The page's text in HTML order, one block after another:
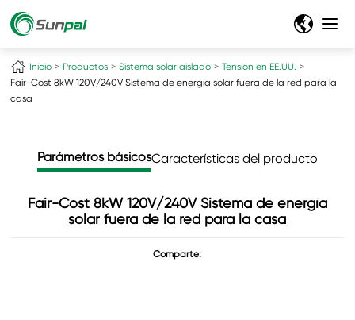
Inicio Productos Sistema solar aislado
Tensión en EE.UU.
Fair-Cost 8kW 120V/240V Sistema de energía solar fuera de la red para la
casa
Parámetros básicosCaracterísticas del producto
Fair-Cost 8kW 120V/240V Sistema de energía
solar fuera de la red para la casa
Comparte: